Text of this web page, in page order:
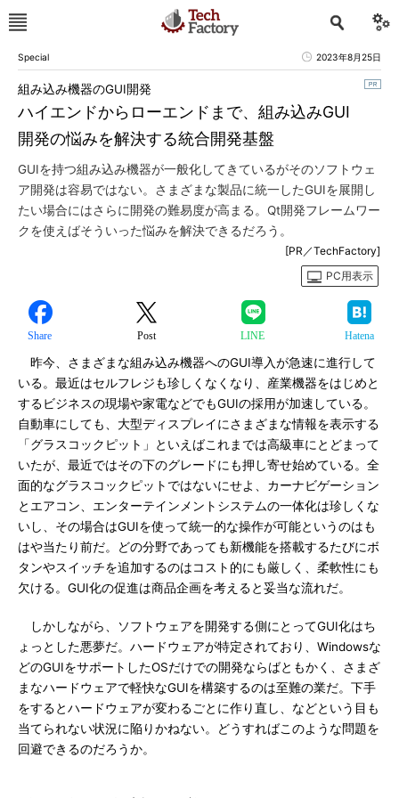
Special 2023年8月25日
ハイエンドからローエンドまで、組み込みGUI
開発の悩みを解決する統合開発基盤
組み込み機器のGUI開発
GUIを持つ組み込み機器が一般化してきているがそのソフトウェ
ア開発は容易ではない。さまざまな製品に統一したGUIを展開し
たい場合にはさらに開発の難易度が高まる。Qt開発フレームワー
クを使えばそういった悩みを解決できるだろう。
[PR／TechFactory]
PC用表示
Share Post LINE Hatena
昨今、さまざまな組み込み機器へのGUI導入が急速に進行して
いる。最近はセルフレジも珍しくなくなり、産業機器をはじめと
するビジネスの現場や家電などでもGUIの採用が加速している。
自動車にしても、大型ディスプレイにさまざまな情報を表示する
「グラスコックピット」といえばこれまでは高級車にとどまって
いたが、最近ではその下のグレードにも押し寄せ始めている。全
面的なグラスコックピットではないにせよ、カーナビゲーション
とエアコン、エンターテインメントシステムの一体化は珍しくな
いし、その場合はGUIを使って統一的な操作が可能というのはも
はや当たり前だ。どの分野であっても新機能を搭載するたびにボ
タンやスイッチを追加するのはコスト的にも厳しく、柔軟性にも
欠ける。GUI化の促進は商品企画を考えると妥当な流れだ。
しかしながら、ソフトウェアを開発する側にとってGUI化はち
ょっとした悪夢だ。ハードウェアが特定されており、Windowsな
どのGUIをサポートしたOSだけでの開発ならばともかく、さまざ
まなハードウェアで軽快なGUIを構築するのは至難の業だ。下手
をするとハードウェアが変わるごとに作り直し、などという目も
当てられない状況に陥りかねない。どうすればこのような問題を
回避できるのだろうか。